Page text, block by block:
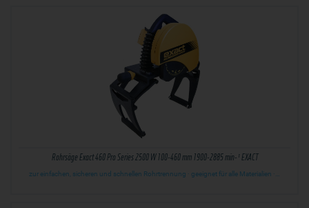
Rohrsäge Exact 460 Pro Series 2500 W 100-460 mm 1900-2885 min-¹ EXACT
zur einfachen, sicheren und schnellen Rohrtrennung · geeignet für alle Materialien ·…